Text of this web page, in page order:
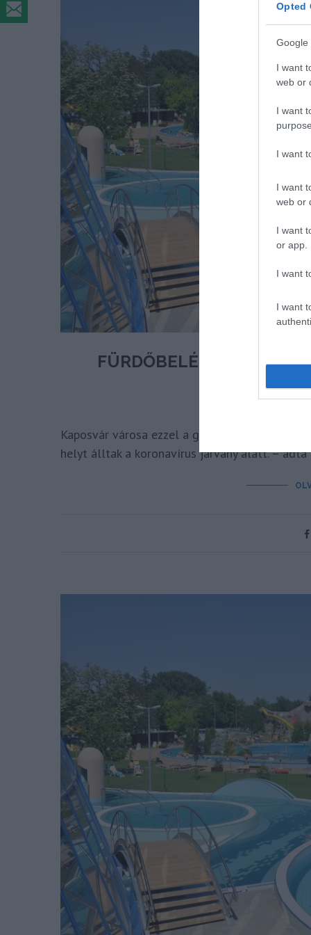
Opted
Google
I want
web or
I want
I want
I want
web or
I want
or app.
I want
I want
FÜRDŐBELÉPŐT
Kaposvár városa ezzel a gesztussal is
helyt álltak a koronavírus járvány alatt. –